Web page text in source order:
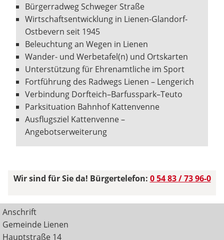
Bürgerradweg Schweger Straße
Wirtschaftsentwicklung in Lienen-Glandorf-
Ostbevern seit 1945
Beleuchtung an Wegen in Lienen
Wander- und Werbetafel(n) und Ortskarten
Unterstützung für Ehrenamtliche im Sport
Fortführung des Radwegs Lienen – Lengerich
Verbindung Dorfteich–Barfusspark–Teuto
Parksituation Bahnhof Kattenvenne
Ausflugsziel Kattenvenne –
Angebotserweiterung
Wir sind für Sie da! Bürgertelefon: 0 54 83 / 73 96-0
Anschrift
Gemeinde Lienen
Hauptstraße 14